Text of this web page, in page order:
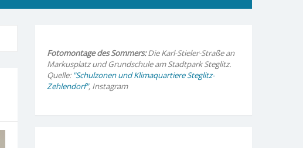
Fotomontage des Sommers:Die Karl-Stieler-Straße an
Markusplatz und Grundschule am Stadtpark Steglitz.
Quelle: "Schulzonen und Klimaquartiere Steglitz-
Zehlendorf", Instagram